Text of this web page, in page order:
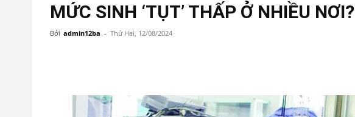
MỨC SINH ‘TỤT’ THẤP Ở NHIỀU NƠI?
Bởi admin12ba - Thứ Hai, 12/08/2024